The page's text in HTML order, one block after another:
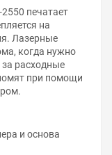
печатает
на
Лазерные
когда нужно
расходные
при помощи
и основа